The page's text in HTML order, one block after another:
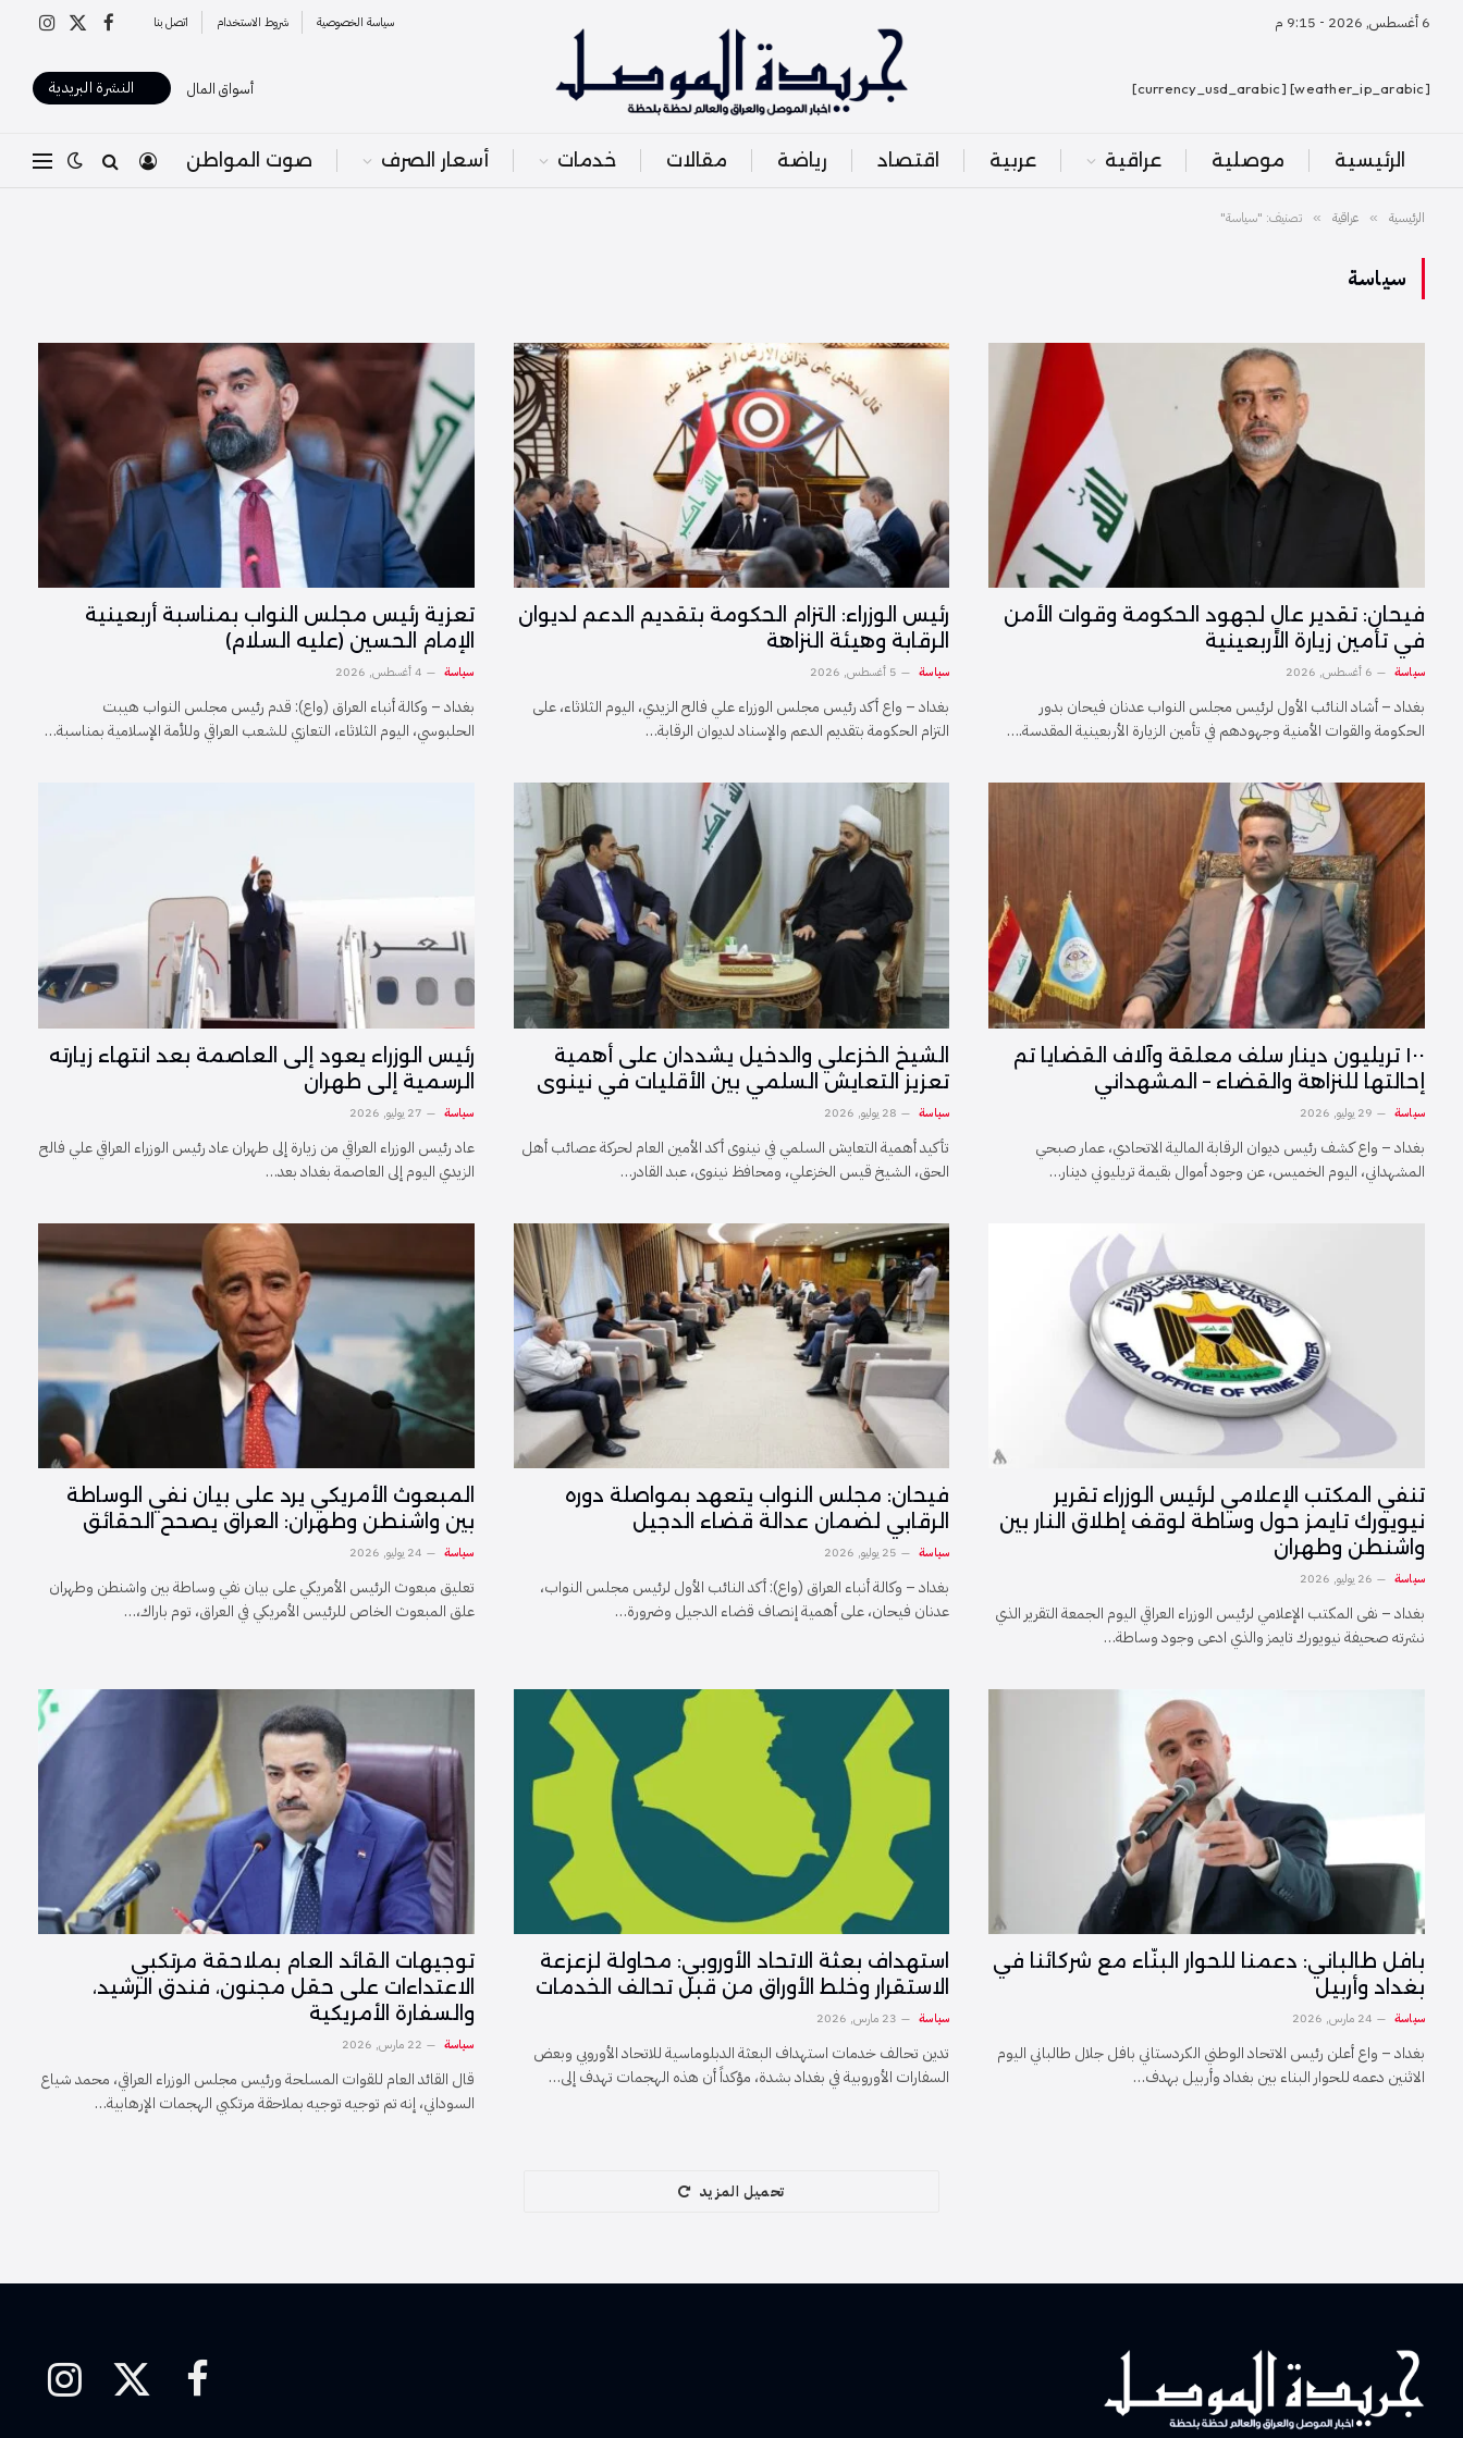
6 أغسطس, 2026 - 9:15 م سياسة الخصوصية شروط الاستخدام اتصل بنا فيسبوك
X
[weather_ip_arabic] [currency_usd_arabic] أسواق المال النشرة البريدية
الرئيسية موصلية عراقية عربية اقتصاد رياضة مقالات خدمات أسعار الصرف صوت المواطن
الرئيسية » عراقية » تصنيف: "سياسة"
سياسة
فیحان: تقدير عالٍ لجهود الحكومة وقوات الأمن
في تأمين زيارة الأربعينية
سياسة 6 أغسطس, 2026
بغداد – أشاد النائب الأول لرئيس مجلس النواب عدنان فيحان بدور
الحكومة والقوات الأمنية وجهودهم في تأمين الزيارة الأربعينية المقدسة.…
رئيس الوزراء: التزام الحكومة بتقديم الدعم لديوان
الرقابة وهيئة النزاهة
سياسة 5 أغسطس, 2026
بغداد – واع أكد رئيس مجلس الوزراء علي فالح الزيدي، اليوم الثلاثاء، على
التزام الحكومة بتقديم الدعم والإسناد لديوان الرقابة…
تعزية رئيس مجلس النواب بمناسبة أربعينية
الإمام الحسين (عليه السلام)
سياسة 4 أغسطس, 2026
بغداد – وكالة أنباء العراق (واع): قدم رئيس مجلس النواب هيبت
الحلبوسي، اليوم الثلاثاء، التعازي للشعب العراقي وللأمة الإسلامية بمناسبة…
١٠٠ تريليون دينار سلف معلقة وآلاف القضايا تم
إحالتها للنزاهة والقضاء – المشهداني
سياسة 29 يوليو, 2026
بغداد – واع كشف رئيس ديوان الرقابة المالية الاتحادي، عمار صبحي
المشهداني، اليوم الخميس، عن وجود أموال بقيمة تريليوني دينار…
الشيخ الخزعلي والدخيل يشددان على أهمية
تعزيز التعايش السلمي بين الأقليات في نينوى
سياسة 28 يوليو, 2026
تأكيد أهمية التعايش السلمي في نينوى أكد الأمين العام لحركة عصائب أهل
الحق، الشيخ قيس الخزعلي، ومحافظ نينوى، عبد القادر…
رئيس الوزراء يعود إلى العاصمة بعد انتهاء زيارته
الرسمية إلى طهران
سياسة 27 يوليو, 2026
عاد رئيس الوزراء العراقي من زيارة إلى طهران عاد رئيس الوزراء العراقي علي فالح
الزيدي اليوم إلى العاصمة بغداد بعد…
تنفي المكتب الإعلامي لرئيس الوزراء تقرير
نيويورك تايمز حول وساطة لوقف إطلاق النار بين
واشنطن وطهران
سياسة 26 يوليو, 2026
بغداد – نفى المكتب الإعلامي لرئيس الوزراء العراقي اليوم الجمعة التقرير الذي
نشرته صحيفة نيويورك تايمز والذي ادعى وجود وساطة…
فيحان: مجلس النواب يتعهد بمواصلة دوره
الرقابي لضمان عدالة قضاء الدجيل
سياسة 25 يوليو, 2026
بغداد – وكالة أنباء العراق (واع): أكد النائب الأول لرئيس مجلس النواب،
عدنان فيحان، على أهمية إنصاف قضاء الدجيل وضرورة…
المبعوث الأمريكي يرد على بيان نفي الوساطة
بين واشنطن وطهران: العراق يصحح الحقائق
سياسة 24 يوليو, 2026
تعليق مبعوث الرئيس الأمريكي على بيان نفي وساطة بين واشنطن وطهران
علق المبعوث الخاص للرئيس الأمريكي في العراق، توم باراك،…
بافل طالباني: دعمنا للحوار البنّاء مع شركائنا في
بغداد وأربيل
سياسة 24 مارس, 2026
بغداد – واع أعلن رئيس الاتحاد الوطني الكردستاني بافل جلال طالباني اليوم
الاثنين دعمه للحوار البناء بين بغداد وأربيل بهدف…
استهداف بعثة الاتحاد الأوروبي: محاولة لزعزعة
الاستقرار وخلط الأوراق من قبل تحالف الخدمات
سياسة 23 مارس, 2026
تدين تحالف خدمات استهداف البعثة الدبلوماسية للاتحاد الأوروبي وبعض
السفارات الأوروبية في بغداد بشدة، مؤكداً أن هذه الهجمات تهدف إلى…
توجيهات القائد العام بملاحقة مرتكبي
الاعتداءات على حقل مجنون، فندق الرشيد،
والسفارة الأمريكية
سياسة 22 مارس, 2026
قال القائد العام للقوات المسلحة ورئيس مجلس الوزراء العراقي، محمد شياع
السوداني، إنه تم توجيه توجيه بملاحقة مرتكبي الهجمات الإرهابية…
تحميل المزيد
فيسبوك
X
الانستغرام